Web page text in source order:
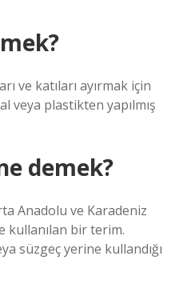
ve katıları ayırmak için
veya plastikten yapılmış
demek?
Anadolu ve Karadeniz
kullanılan bir terim.
süzgeç yerine kullandığı